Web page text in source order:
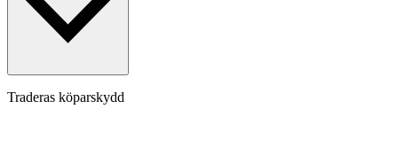
Traderas köparskydd